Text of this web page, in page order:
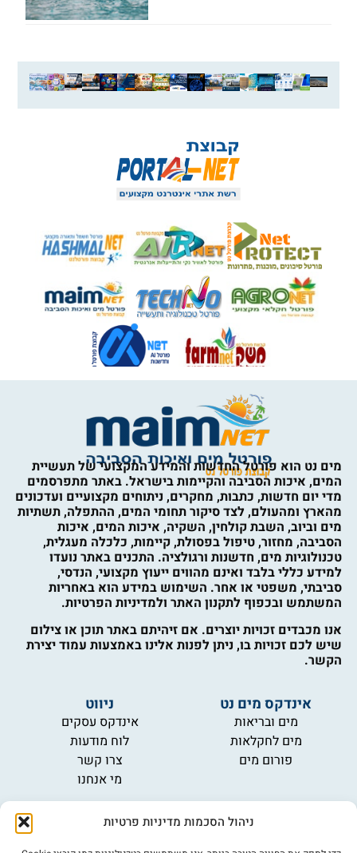
ניהול הסכמות מדיניות פרטיות
מים נט הוא פורטל החדשות והמידע המקצועי של תעשיית
המים, איכות הסביבה והקיימות בישראל. באתר מתפרסמים
מדי יום חדשות, כתבות, מחקרים, ניתוחים מקצועיים ועדכונים
מהארץ ומהעולם, לצד סיקור תחומי המים, ההתפלה, תשתיות
מים וביוב, השבת קולחין, השקיה, איכות המים, איכות
הסביבה, מחזור, טיפול בפסולת, קיימות, כלכלה מעגלית,
טכנולוגיות מים, חדשנות ורגולציה. התכנים באתר נועדו
למידע כללי בלבד ואינם מהווים ייעוץ מקצועי, הנדסי,
סביבתי, משפטי או אחר. השימוש במידע הוא באחריות
המשתמש ובכפוף לתקנון האתר ולמדיניות הפרטיות.
אנו מכבדים זכויות יוצרים. אם זיהיתם באתר תוכן או צילום
שיש לכם זכויות בו, ניתן לפנות אלינו באמצעות עמוד יצירת
הקשר.
אינדקס מים נט
מים ובריאות
מים לחקלאות
פורום מים
ניווט
אינדקס עסקים
לוח מודעות
צרו קשר
מי אנחנו
מידע
תקנון